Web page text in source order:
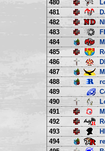
480
481
482
483
484
485
486
487
488
489
490
491
492
493
494